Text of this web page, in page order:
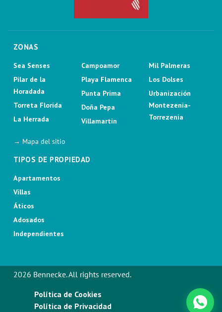
ZONAS
Sea Senses
Pilar de la
Horadada
Torreta Florida
La Herrada
Campoamor
Playa Flamenca
Punta Prima
Doña Pepa
Villamartin
Mil Palmeras
Los Dolses
Urbanización
Montezenia-
Torrezenia
→ Mapa del sitio
TIPOS DE PROPIEDAD
Apartamentos
Villas
Áticos
Adosados
Independientes
2026 Bennecke. All rights reserved.
Política de Cookies
Política de Privacidad